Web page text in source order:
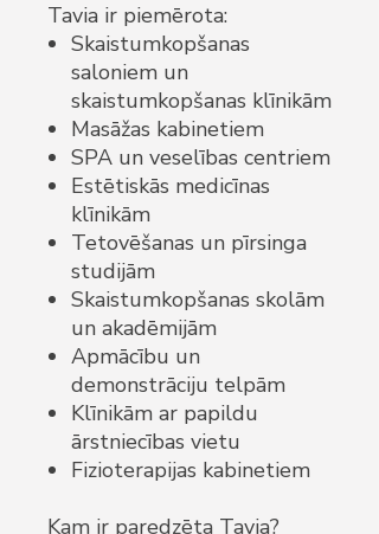
Tavia ir piemērota:
Skaistumkopšanas
saloniem un
skaistumkopšanas klīnikām
Masāžas kabinetiem
SPA un veselības centriem
Estētiskās medicīnas
klīnikām
Tetovēšanas un pīrsinga
studijām
Skaistumkopšanas skolām
un akadēmijām
Apmācību un
demonstrāciju telpām
Klīnikām ar papildu
ārstniecības vietu
Fizioterapijas kabinetiem
Kam ir paredzēta Tavia?